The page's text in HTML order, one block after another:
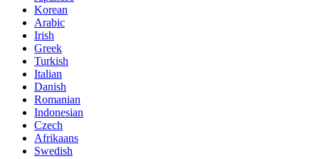
Korean
Arabic
Irish
Greek
Turkish
Italian
Danish
Romanian
Indonesian
Czech
Afrikaans
Swedish